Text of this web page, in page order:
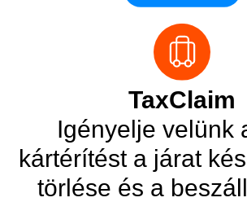
TaxClaim
Igényelje velünk
kártérítést a járat
törlése és a